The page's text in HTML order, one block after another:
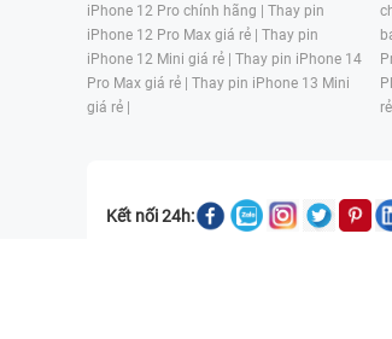
iPhone 12 Pro chính hãng | Thay pin
iPhone 12 Pro Max giá rẻ | Thay pin
iPhone 12 Mini giá rẻ | Thay pin iPhone 14
Pro Max giá rẻ | Thay pin iPhone 13 Mini
giá rẻ |
Kết nối 24h: